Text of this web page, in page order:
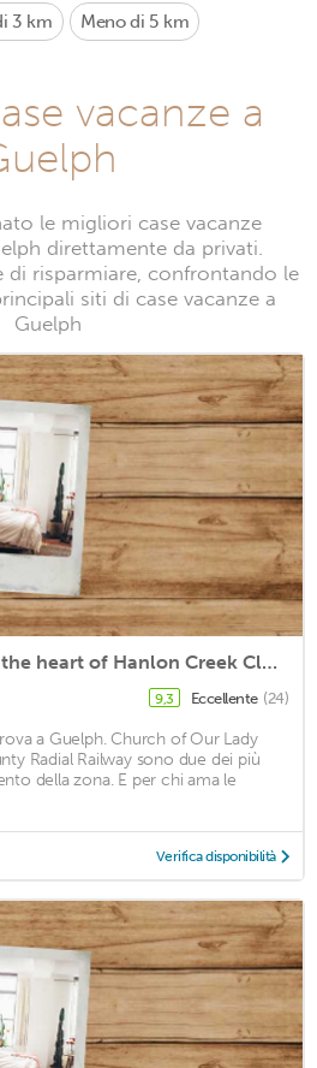
3 km Meno di 5 km
vacanze a
le migliori case vacanze
direttamente da privati.
risparmiare, confrontando le
siti di case vacanze a
Guelph
Comfortable Suite in the heart of Hanlon Creek Closet to U of G
9,3 Eccellente (24)
a Guelph. Church of Our Lady
Radial Railway sono due dei più
della zona. E per chi ama le
Verifica disponibilità